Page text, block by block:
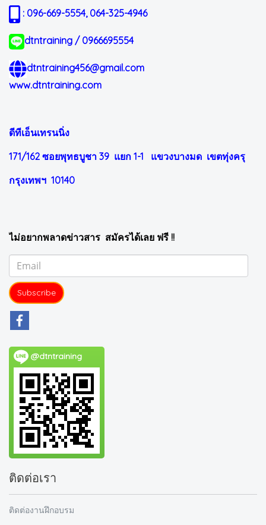
: 096-669-5554, 064-325-4946
dtntraining / 0966695554
dtntraining456@gmail.com
www.dtntraining.com
ดีทีเอ็นเทรนนิ่ง
171/162 ซอยพุทธบูชา 39 แยก 1-1 แขวงบางมด เขตทุ่งครุ
กรุงเทพฯ 10140
ไม่อยากพลาดข่าวสาร สมัครได้เลย ฟรี !!
Subscribe
@dtntraining
ติดต่อเรา
ติดต่องานฝึกอบรม